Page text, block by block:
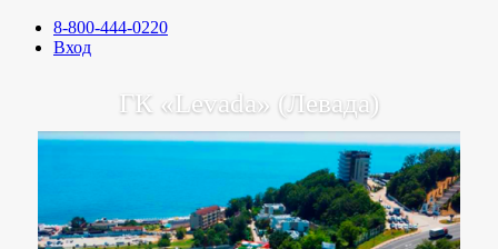
8-800-444-0220
Вход
ГК «Levada» (Левада)